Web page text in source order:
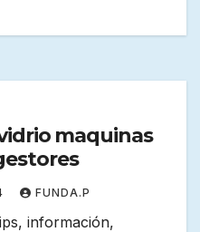
maquinas
FUNDA.P
información,